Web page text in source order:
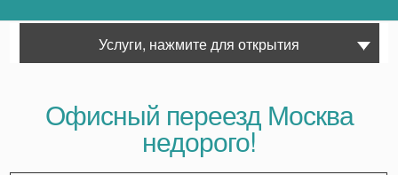
Услуги, нажмите для открытия
Офисный переезд Москва
недорого!